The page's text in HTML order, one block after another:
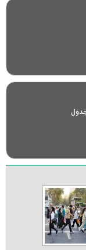
جدول